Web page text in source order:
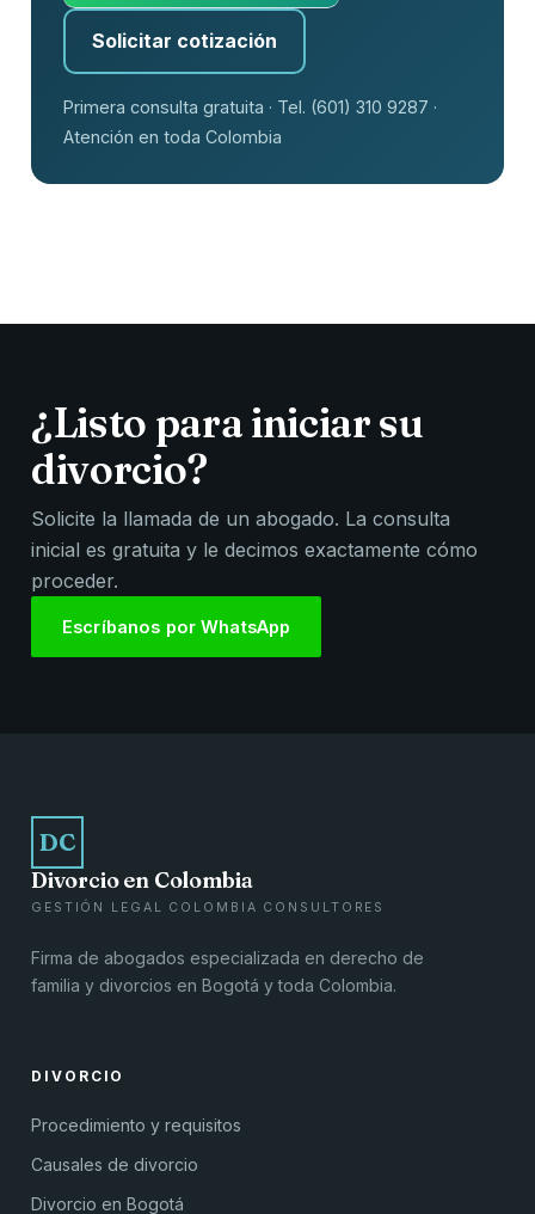
Solicitar cotización
Primera consulta gratuita · Tel. (601) 310 9287 ·
Atención en toda Colombia
¿Listo para iniciar su
divorcio?
Solicite la llamada de un abogado. La consulta
inicial es gratuita y le decimos exactamente cómo
proceder.
Escríbanos por WhatsApp
DC
Divorcio en Colombia
GESTIÓN LEGAL COLOMBIA CONSULTORES
Firma de abogados especializada en derecho de
familia y divorcios en Bogotá y toda Colombia.
DIVORCIO
Procedimiento y requisitos
Causales de divorcio
Divorcio en Bogotá